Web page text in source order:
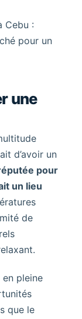
Cebu :
pour un
une
d’avoir un
pour
un lieu
de
pleine
que le